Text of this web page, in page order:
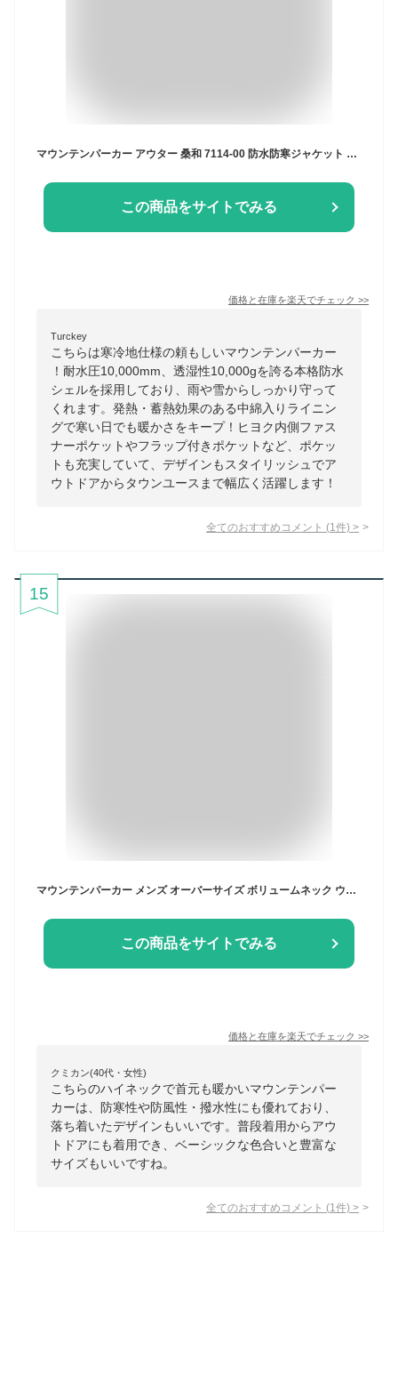
マウンテンパーカー アウター 桑和 7114-00 防水防寒ジャケット 男女兼用 S M L LL 3L 4L 6L 消臭 撥水 防水 透湿性 抗菌 防臭 発熱 蓄熱 中綿 暖かい アウトドア アルポプケ 防寒着 作業服 釣り バイク 秋 冬 大きいサイズ メンズ レディース SOWA G.GROUND ジーグラウンド
この商品をサイトでみる
価格と在庫を楽天でチェック >>
Turckey
こちらは寒冷地仕様の頼もしいマウンテンパーカー
！耐水圧10,000mm、透湿性10,000gを誇る本格防水
シェルを採用しており、雨や雪からしっかり守って
くれます。発熱・蓄熱効果のある中綿入りライニン
グで寒い日でも暖かさをキープ！ヒヨク内側ファス
ナーポケットやフラップ付きポケットなど、ポケッ
トも充実していて、デザインもスタイリッシュでア
ウトドアからタウンユースまで幅広く活躍します！
全てのおすすめコメント (1 件) >
15
マウンテンパーカー メンズ オーバーサイズ ボリュームネック ウインドブレーカー ブルゾン ジャケット ジップアップ ハイネック パーカー マンパ 自転車 ユニセックス 防寒 防風 撥水 アウトドア 登山 キャンプ バイク
この商品をサイトでみる
価格と在庫を楽天でチェック >>
クミカン(40代・女性)
こちらのハイネックで首元も暖かいマウンテンパー
カーは、防寒性や防風性・撥水性にも優れており、
落ち着いたデザインもいいです。普段着用からアウ
トドアにも着用でき、ベーシックな色合いと豊富な
サイズもいいですね。
全てのおすすめコメント (1 件) >